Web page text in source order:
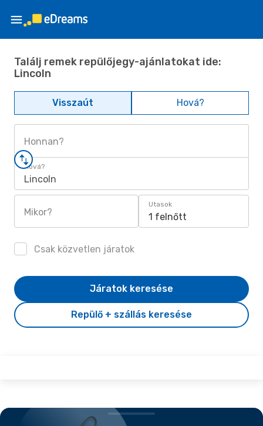
Találj remek repülőjegy-ajánlatokat ide:
Lincoln
Visszaút Hová?
Honnan?
Hová?
Lincoln
Mikor?
Utasok
1 felnőtt
Csak közvetlen járatok
Repülő + szállás keresése
Járatok keresése